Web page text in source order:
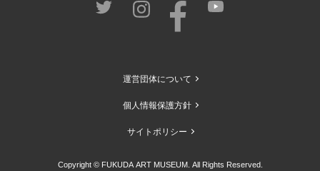
運営団体について
個人情報保護方針
サイトポリシー
Copyright © FUKUDA ART MUSEUM. All Rights Reserved.